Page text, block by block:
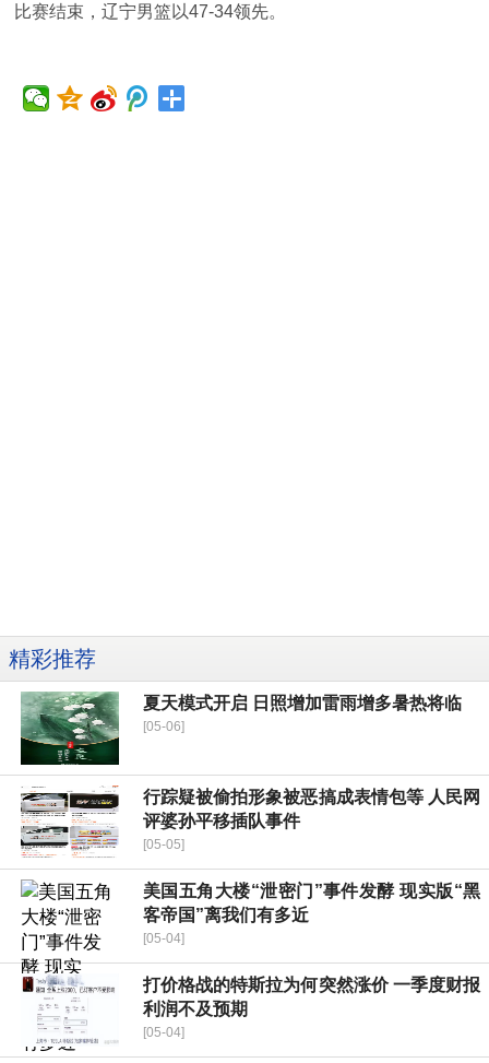
比赛结束，辽宁男篮以47-34领先。
精彩推荐
夏天模式开启 日照增加雷雨增多暑热将临
[05-06]
行踪疑被偷拍形象被恶搞成表情包等 人民网
评婆孙平移插队事件
[05-05]
美国五角大楼“泄密门”事件发酵 现实版“黑
客帝国”离我们有多近
[05-04]
打价格战的特斯拉为何突然涨价 一季度财报
利润不及预期
[05-04]